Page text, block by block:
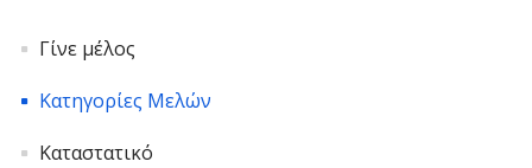
Γίνε μέλος
Κατηγορίες Μελών
Καταστατικό